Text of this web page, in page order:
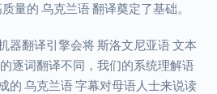
量的 乌克兰语 翻译奠定了基础。
器翻译引擎会将 斯洛文尼亚语 文本
逐词翻译不同，我们的系统理解语
的 乌克兰语 字幕对母语人士来说读